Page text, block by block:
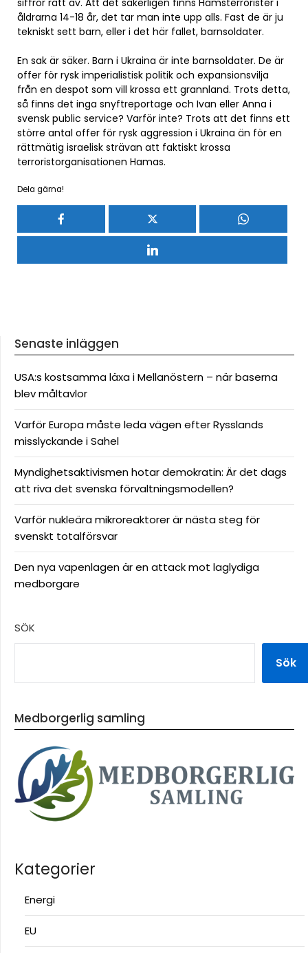
siffror rätt av. Att det säkerligen finns Hamsterrorister i
åldrarna 14-18 år, det tar man inte upp alls. Fast de är ju
tekniskt sett barn, eller i det här fallet, barnsoldater.
En sak är säker. Barn i Ukraina är inte barnsoldater. De är
offer för rysk imperialistisk politik och expansionsvilja
från en despot som vill krossa ett grannland. Trots detta,
så finns det inga snyftreportage och Ivan eller Anna i
svensk public service? Varför inte? Trots att det finns ett
större antal offer för rysk aggression i Ukraina än för en
rättmätig israelisk strävan att faktiskt krossa
terroristorganisationen Hamas.
Dela gärna!
Senaste inläggen
USA:s kostsamma läxa i Mellanöstern – när baserna
blev måltavlor
Varför Europa måste leda vägen efter Rysslands
misslyckande i Sahel
Myndighetsaktivismen hotar demokratin: Är det dags
att riva det svenska förvaltningsmodellen?
Varför nukleära mikroreaktorer är nästa steg för
svenskt totalförsvar
Den nya vapenlagen är en attack mot laglydiga
medborgare
SÖK
Sök
Medborgerlig samling
Kategorier
Energi
EU